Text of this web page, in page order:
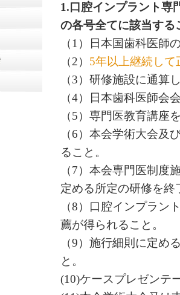
1.口腔インプラント専
の各号全てに該当する
（1）日本国歯科医師
（2） 5年以上継続して
（3）研修施設に通算
（4）日本歯科医師会
（5）専門医教育講座
（6）本会学術大会及
ること。
（7）本会専門医制度
定める所定の研修を終
（8）口腔インプラン
薦が得られること。
（9）施行細則に定め
と。
(10)ケースプレゼンテ